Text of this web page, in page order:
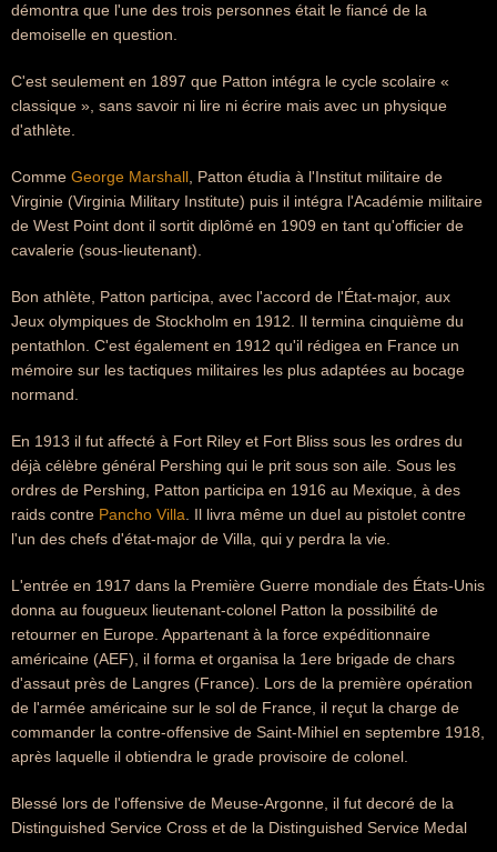
démontra que l'une des trois personnes était le fiancé de la
demoiselle en question.
C'est seulement en 1897 que Patton intégra le cycle scolaire «
classique », sans savoir ni lire ni écrire mais avec un physique
d'athlète.
Comme George Marshall , Patton étudia à l'Institut militaire de
Virginie (Virginia Military Institute) puis il intégra l'Académie militaire
de West Point dont il sortit diplômé en 1909 en tant qu'officier de
cavalerie (sous-lieutenant).
Bon athlète, Patton participa, avec l'accord de l'État-major, aux
Jeux olympiques de Stockholm en 1912. Il termina cinquième du
pentathlon. C'est également en 1912 qu'il rédigea en France un
mémoire sur les tactiques militaires les plus adaptées au bocage
normand.
En 1913 il fut affecté à Fort Riley et Fort Bliss sous les ordres du
déjà célèbre général Pershing qui le prit sous son aile. Sous les
ordres de Pershing, Patton participa en 1916 au Mexique, à des
raids contre Pancho Villa . Il livra même un duel au pistolet contre
l'un des chefs d'état-major de Villa, qui y perdra la vie.
L'entrée en 1917 dans la Première Guerre mondiale des États-Unis
donna au fougueux lieutenant-colonel Patton la possibilité de
retourner en Europe. Appartenant à la force expéditionnaire
américaine (AEF), il forma et organisa la 1ere brigade de chars
d'assaut près de Langres (France). Lors de la première opération
de l'armée américaine sur le sol de France, il reçut la charge de
commander la contre-offensive de Saint-Mihiel en septembre 1918,
après laquelle il obtiendra le grade provisoire de colonel.
Blessé lors de l'offensive de Meuse-Argonne, il fut decoré de la
Distinguished Service Cross et de la Distinguished Service Medal